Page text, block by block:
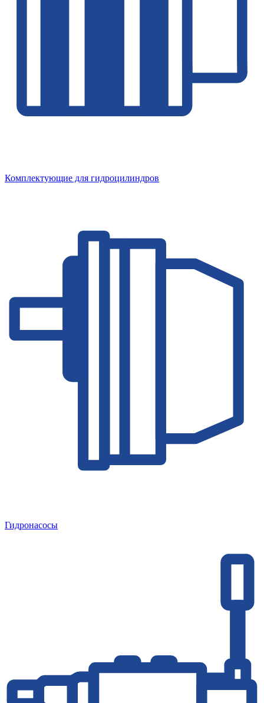
Комплектующие для гидроцилиндров
Гидронасосы